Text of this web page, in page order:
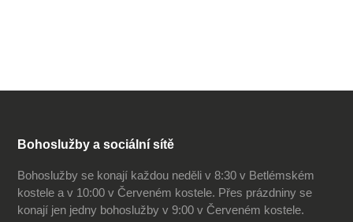
Bohoslužby a sociální sítě
Bohoslužby se konají každou neděli v 8:30 v Betlémském
kostele a v 10:00 v Červeném kostele. Přes prázdniny se
konají jen jedny bohoslužby v 9:00 v Červeném kostele.